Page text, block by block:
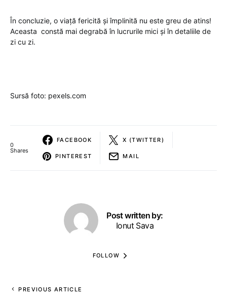
În concluzie, o viață fericită și împlinită nu este greu de atins!
Aceasta constă mai degrabă în lucrurile mici și în detaliile de
zi cu zi.
Sursă foto: pexels.com
0
Shares
FACEBOOK X (TWITTER)
PINTEREST MAIL
Post written by:
Ionut Sava
FOLLOW
PREVIOUS ARTICLE